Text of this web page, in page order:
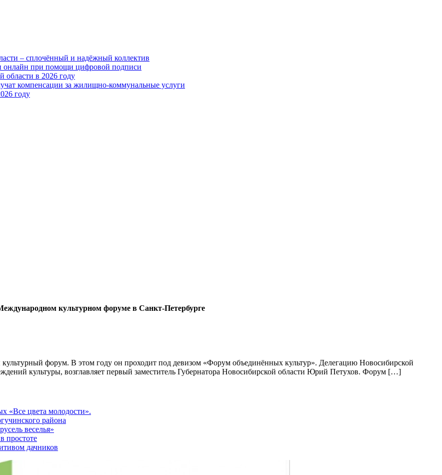
– сплочённый и надёжный коллектив
онлайн при помощи цифровой подписи
области в 2026 году
компенсации за жилищно-коммунальные услуги
году
культурном форуме в Санкт-Петербурге
форум. В этом году он проходит под девизом «Форум объединённых культур». Делегацию Новосибирской
культуры, возглавляет первый заместитель Губернатора Новосибирской области Юрий Петухов. Форум […]
«Все цвета молодости».
района
веселья»
простоте
дачников